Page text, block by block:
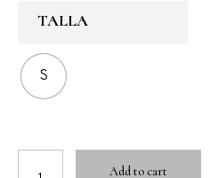
TALLA
S
Add to cart